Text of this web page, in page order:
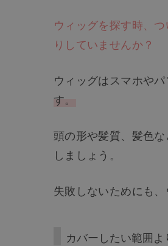
ウィッグを探す時、
りしていませんか？
ウィッグはスマホや
す。
頭の形や髪質、髪色
しましょう。
失敗しないためにも
カバーしたい範囲